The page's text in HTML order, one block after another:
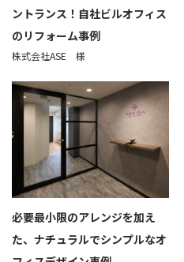
ントランス！自社ビルオフィス
のリフォーム事例
株式会社ASE 様
必要最小限のアレンジを加え
た、ナチュラルでシンプルなオ